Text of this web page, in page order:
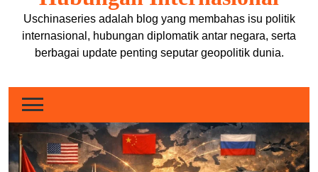
Uschinaseries adalah blog yang membahas isu politik
internasional, hubungan diplomatik antar negara, serta
berbagai update penting seputar geopolitik dunia.